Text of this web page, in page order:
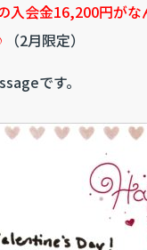
入会金16,200円がな
（2月限定）
です。